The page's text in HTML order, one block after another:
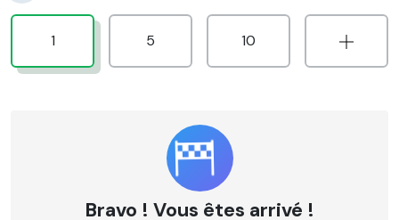
1 5 10
Bravo ! Vous êtes arrivé !